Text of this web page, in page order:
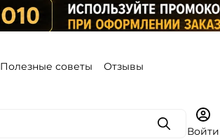
Полезные советы Отзывы
ПоискВойти